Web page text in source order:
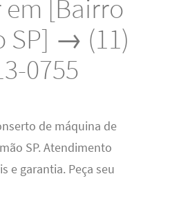
em [Bairro
SP] → (11)
0755
de máquina de
SP. Atendimento
e garantia. Peça seu